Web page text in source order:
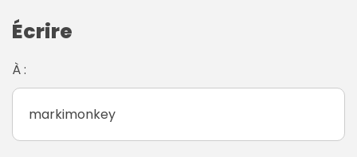
Écrire
À :